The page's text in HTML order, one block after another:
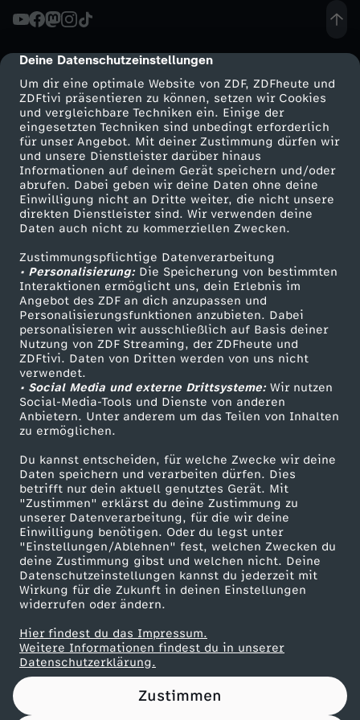
cmp-dialog-description
Deine Datenschutzeinstellungen
Um dir eine optimale Website von ZDF, ZDFheute und
ZDFtivi präsentieren zu können, setzen wir Cookies
und vergleichbare Techniken ein. Einige der
eingesetzten Techniken sind unbedingt erforderlich
für unser Angebot. Mit deiner Zustimmung dürfen wir
und unsere Dienstleister darüber hinaus
Informationen auf deinem Gerät speichern und/oder
abrufen. Dabei geben wir deine Daten ohne deine
Einwilligung nicht an Dritte weiter, die nicht unsere
direkten Dienstleister sind. Wir verwenden deine
Daten auch nicht zu kommerziellen Zwecken.
Zustimmungspflichtige Datenverarbeitung
• Personalisierung:Die Speicherung von bestimmten
Interaktionen ermöglicht uns, dein Erlebnis im
Angebot des ZDF an dich anzupassen und
Personalisierungsfunktionen anzubieten. Dabei
personalisieren wir ausschließlich auf Basis deiner
Nutzung von ZDF Streaming, der ZDFheute und
ZDFtivi. Daten von Dritten werden von uns nicht
verwendet.
• Social Media und externe Drittsysteme:Wir nutzen
Social-Media-Tools und Dienste von anderen
Anbietern. Unter anderem um das Teilen von Inhalten
zu ermöglichen.
Du kannst entscheiden, für welche Zwecke wir deine
Daten speichern und verarbeiten dürfen. Dies
betrifft nur dein aktuell genutztes Gerät. Mit
"Zustimmen" erklärst du deine Zustimmung zu
unserer Datenverarbeitung, für die wir deine
Einwilligung benötigen. Oder du legst unter
"Einstellungen/Ablehnen" fest, welchen Zwecken du
deine Zustimmung gibst und welchen nicht. Deine
Datenschutzeinstellungen kannst du jederzeit mit
Wirkung für die Zukunft in deinen Einstellungen
widerrufen oder ändern.
Hier findest du das Impressum.
Weitere Informationen findest du in unserer
Datenschutzerklärung.
Zustimmen
t
t
i
w
i
l
l
r
e
d
e
n
!
a
l
i
s
i
e
r
t
–
m
i
t
S
a
s
c
h
s
)
k
u
r
s
Mehr ZDF
ZDF-Apps
Smart TV
ZDFtext
Livestreams
Sendungen A-Z
TV-Programm
Service
ZDFmitreden
Kontakt zum ZDF
Tickets
Zuschauerservice
Hilfe
ZDF Unternehmen
Karriere
ZDF goes Schule
Werbefernsehen
Mainzelmännchen
Partner